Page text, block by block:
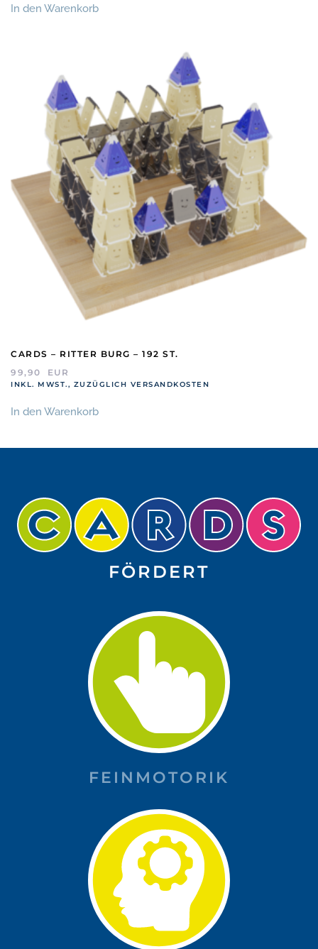
In den Warenkorb
CARDS – RITTER BURG – 192 ST.
99,90
EUR
INKL. MWST., ZUZÜGLICH VERSANDKOSTEN
In den Warenkorb
FÖRDERT
FEINMOTORIK